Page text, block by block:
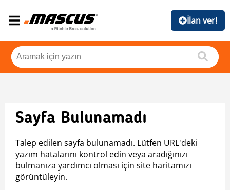
İlan ver!
Sayfa Bulunamadı
Talep edilen sayfa bulunamadı. Lütfen URL'deki
yazım hatalarını kontrol edin veya aradığınızı
bulmanıza yardımcı olması için site haritamızı
görüntüleyin.